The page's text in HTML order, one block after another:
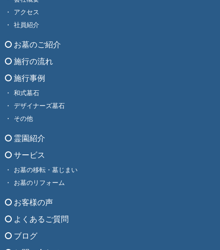
アクセス
社員紹介
お墓のご紹介
施行の流れ
施行事例
和式墓石
デザイナーズ墓石
その他
霊園紹介
サービス
お墓の移転・墓じまい
お墓のリフォーム
お客様の声
よくあるご質問
ブログ